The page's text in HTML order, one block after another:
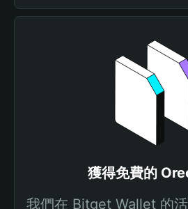
獲得免費的
我們在 Bitget Wallet 的